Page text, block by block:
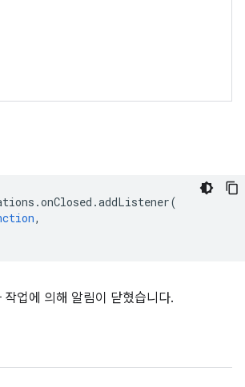
.onClosed .addListener(
,
업에 의해 알림이 닫혔습니다.